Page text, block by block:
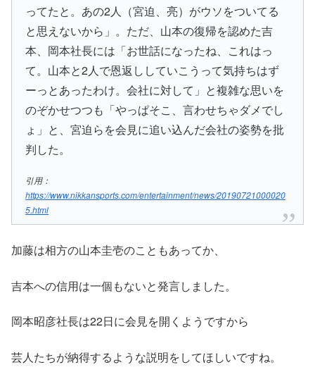
ってたと。あの2人（宮迫、亮）がウソをついてる
と思えないから」。ただ、山本の復帰を認めた吉
本、岡本社長には「お世話になったね、これはっ
て。山本と2人で恩返ししていこうって気持ちはず
ーっとあったわけ。会社に対して」と複雑な思いを
のぞかせつつも「やっぱそこ、言わせちゃダメでし
ょ」と、宮迫らを会見に追い込んだ会社の姿勢を批
判した。
引用：
https://www.nikkansports.com/entertainment/news/20190721000020
5.html
加藤は相方の山本圭壱のこともあってか、
吉本への信用は一個もないと発言しました。
岡本昭彦社長は22日に会見を開くようですから
芸人たちが納得するような説明をしてほしいですね。